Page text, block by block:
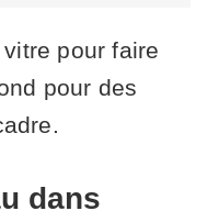
pour faire
pour des
dans